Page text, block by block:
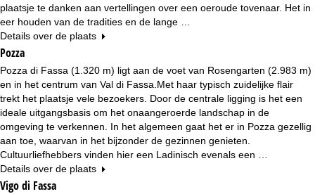
plaatsje te danken aan vertellingen over een oeroude tovenaar. Het in
eer houden van de tradities en de lange …
Details over de plaats
Pozza
Pozza di Fassa (1.320 m) ligt aan de voet van Rosengarten (2.983 m)
en in het centrum van Val di Fassa.Met haar typisch zuidelijke flair
trekt het plaatsje vele bezoekers. Door de centrale ligging is het een
ideale uitgangsbasis om het onaangeroerde landschap in de
omgeving te verkennen. In het algemeen gaat het er in Pozza gezellig
aan toe, waarvan in het bijzonder de gezinnen genieten.
Cultuurliefhebbers vinden hier een Ladinisch evenals een …
Details over de plaats
Vigo di Fassa